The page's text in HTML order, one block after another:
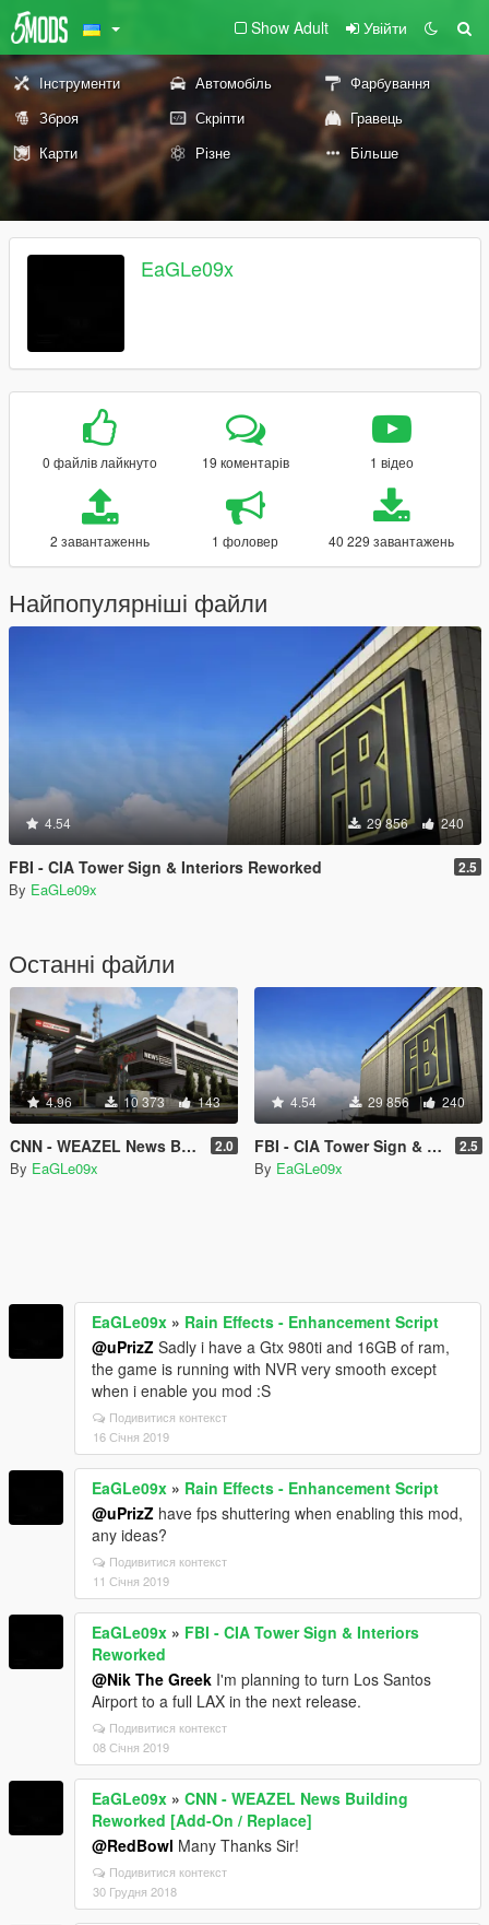
Show Adult Увійти
Інструменти Автомобіль
Фарбування
Зброя
Скріпти
Гравець
Карти
Різне Більше
EaGLe09x
0 файлів лайкнуто 19 коментарів 1 відео
2 завантаженнь 1 фоловер 40 229 завантажень
Найпопулярніші файли
4.54 29 856 240
FBI - CIA Tower Sign & Interiors Reworked 2.5
By EaGLe09x
Останні файли
4.96 10 373 143
CNN - WEAZEL News Building Reworked [Add-On / Replace] 2.0
By EaGLe09x
4.54 29 856 240
FBI - CIA Tower Sign & Interiors Reworked 2.5
By EaGLe09x
EaGLe09x » Rain Effects - Enhancement Script
@uPrizZ Sadly i have a Gtx 980ti and 16GB of ram,
the game is running with NVR very smooth except
when i enable you mod :S
Подивитися контекст
16 Січня 2019
EaGLe09x » Rain Effects - Enhancement Script
@uPrizZ have fps shuttering when enabling this mod,
any ideas?
Подивитися контекст
11 Січня 2019
EaGLe09x » FBI - CIA Tower Sign & Interiors
Reworked
@Nik The Greek I'm planning to turn Los Santos
Airport to a full LAX in the next release.
Подивитися контекст
08 Січня 2019
EaGLe09x » CNN - WEAZEL News Building
Reworked [Add-On / Replace]
@RedBowl Many Thanks Sir!
Подивитися контекст
30 Грудня 2018